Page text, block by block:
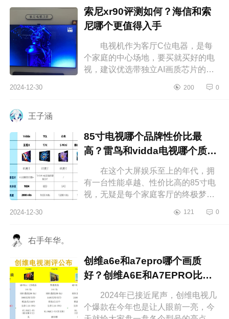
索尼xr90评测如何？海信和索
尼哪个更值得入手
电视机作为客厅C位电器，是每
个家庭的中心场地，要买就买好的电
视，建议优选带独立AI画质芯片的电
刷，响应速度快，能够一步做到清晰
2024-12-30 200 0
王子涵
85寸电视哪个品牌性价比最
高？雷鸟和vidda电视哪个质量
在这个大屏娱乐至上的年代，拥
有一台性能卓越、性价比高的85寸电
视，无疑是每个家庭客厅的终极梦
沙发上，享受影院级别的视觉盛宴，
2024-12-30 121 0
右手年华。
创维a6e和a7epro哪个画质
好？创维A6E和A7EPRO比较
哪个好
2024年已接近尾声，创维电视几
个爆款在今年也是让人眼前一亮，今